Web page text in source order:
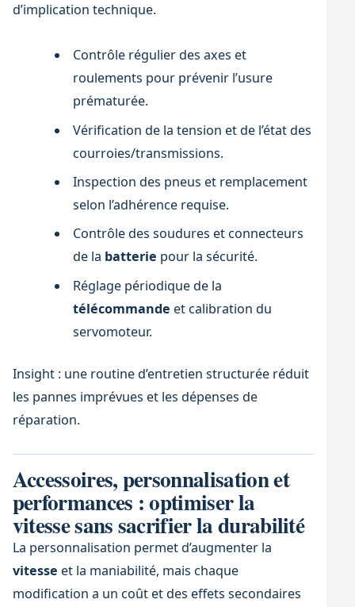
d’implication technique.
Contrôle régulier des axes et
roulements pour prévenir l’usure
prématurée.
Vérification de la tension et de l’état des
courroies/transmissions.
Inspection des pneus et remplacement
selon l’adhérence requise.
Contrôle des soudures et connecteurs
de la batterie pour la sécurité.
Réglage périodique de la
télécommande et calibration du
servomoteur.
Insight : une routine d’entretien structurée réduit
les pannes imprévues et les dépenses de
réparation.
Accessoires, personnalisation et
performances : optimiser la
vitesse sans sacrifier la durabilité
La personnalisation permet d’augmenter la
vitesse et la maniabilité, mais chaque
modification a un coût et des effets secondaires